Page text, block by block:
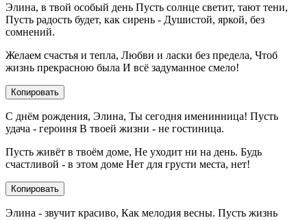
Элина, в твой особый день Пусть солнце светит, тают тени,
Пусть радость будет, как сирень - Душистой, яркой, без
сомнений.
Желаем счастья и тепла, Любви и ласки без предела, Чтоб
жизнь прекрасною была И всё задуманное смело!
Копировать
С днём рождения, Элина, Ты сегодня именинница! Пусть
удача - героиня В твоей жизни - не гостиница.
Пусть живёт в твоём доме, Не уходит ни на день. Будь
счастливой - в этом доме Нет для грусти места, нет!
Копировать
Элина - звучит красиво, Как мелодия весны. Пусть жизнь